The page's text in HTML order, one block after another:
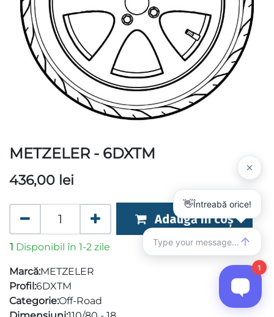
METZELER - 6DXTM
436,00 lei
Adaugă în coș
1 Disponibil în 1-2 zile
Marcă:METZELER
Profil:6DXTM
Categorie:Off-Road